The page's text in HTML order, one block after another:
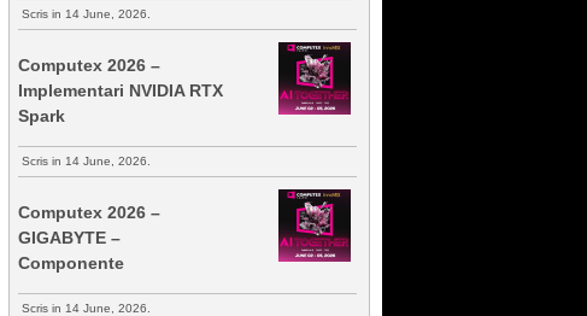
Scris in 14 June, 2026.
Computex 2026 –
Implementari NVIDIA RTX
Spark
Scris in 14 June, 2026.
Computex 2026 –
GIGABYTE –
Componente
Scris in 14 June, 2026.